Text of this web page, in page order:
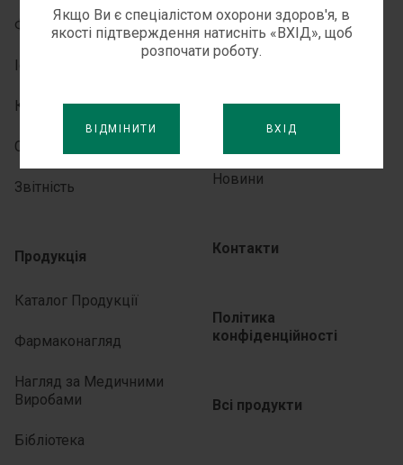
Якщо Ви є спеціалістом охорони здоров'я, в
якості підтверждення натисніть «ВХІД», щоб
розпочати роботу.
ВІДМІНИТИ ВХІД
Філософія
Історія
Керівництво
Сталий Розвиток
Звітність
Продукція
Каталог Продукції
Фармаконагляд
Нагляд за Медичними
Виробами
Бібліотека
Партнерства
Для ЗМІ
Новини
Контакти
Політика
конфіденційності
Всі продукти